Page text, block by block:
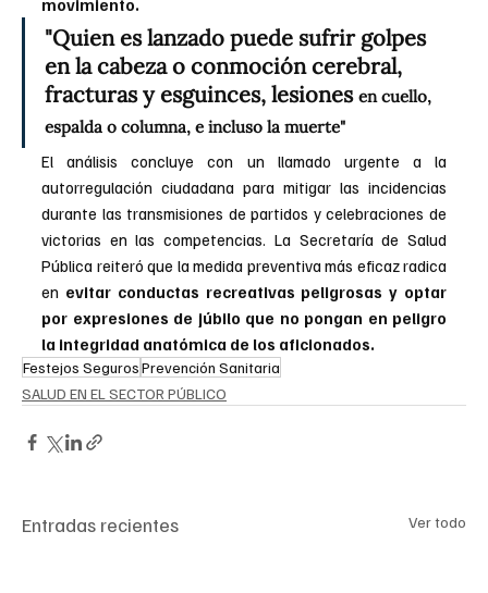
movimiento.
"Quien es lanzado puede sufrir golpes
en la cabeza o conmoción cerebral,
fracturas y esguinces, lesiones en cuello,
espalda o columna, e incluso la muerte"
El análisis concluye con un llamado urgente a la
autorregulación ciudadana para mitigar las incidencias
durante las transmisiones de partidos y celebraciones de
victorias en las competencias. La Secretaría de Salud
Pública reiteró que la medida preventiva más eficaz radica
en evitar conductas recreativas peligrosas y optar
por expresiones de júbilo que no pongan en peligro
la integridad anatómica de los aficionados.
Festejos SegurosPrevención Sanitaria
SALUD EN EL SECTOR PÚBLICO
Entradas recientes Ver todo